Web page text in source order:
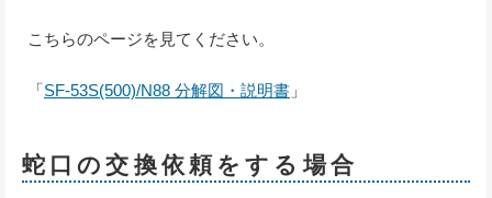
こちらのページを見てください。
「SF-53S(500)/N88 分解図・説明書 」
蛇口の交換依頼をする場合